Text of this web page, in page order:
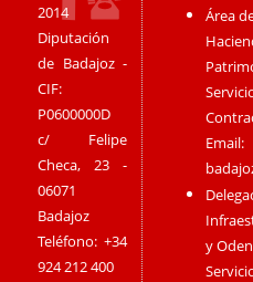
2014
Diputación
de Badajoz -
CIF:
P0600000D
c/ Felipe
Checa, 23 -
06071
Badajoz
Teléfono: +34
924 212 400
Área
y